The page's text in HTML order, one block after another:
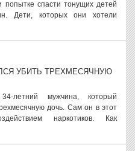
попытке спасти тонущих детей
Дети, которых они хотели
УБИТЬ ТРЕХМЕСЯЧНУЮ
летний мужчина, который
дочь. Сам он в этот
наркотиков. Как